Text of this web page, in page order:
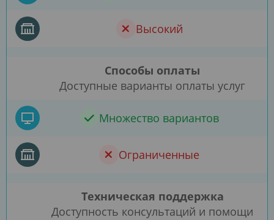
Высокий
Способы оплаты
Доступные варианты оплаты услуг
Множество вариантов
Ограниченные
Техническая поддержка
Доступность консультаций и помощи